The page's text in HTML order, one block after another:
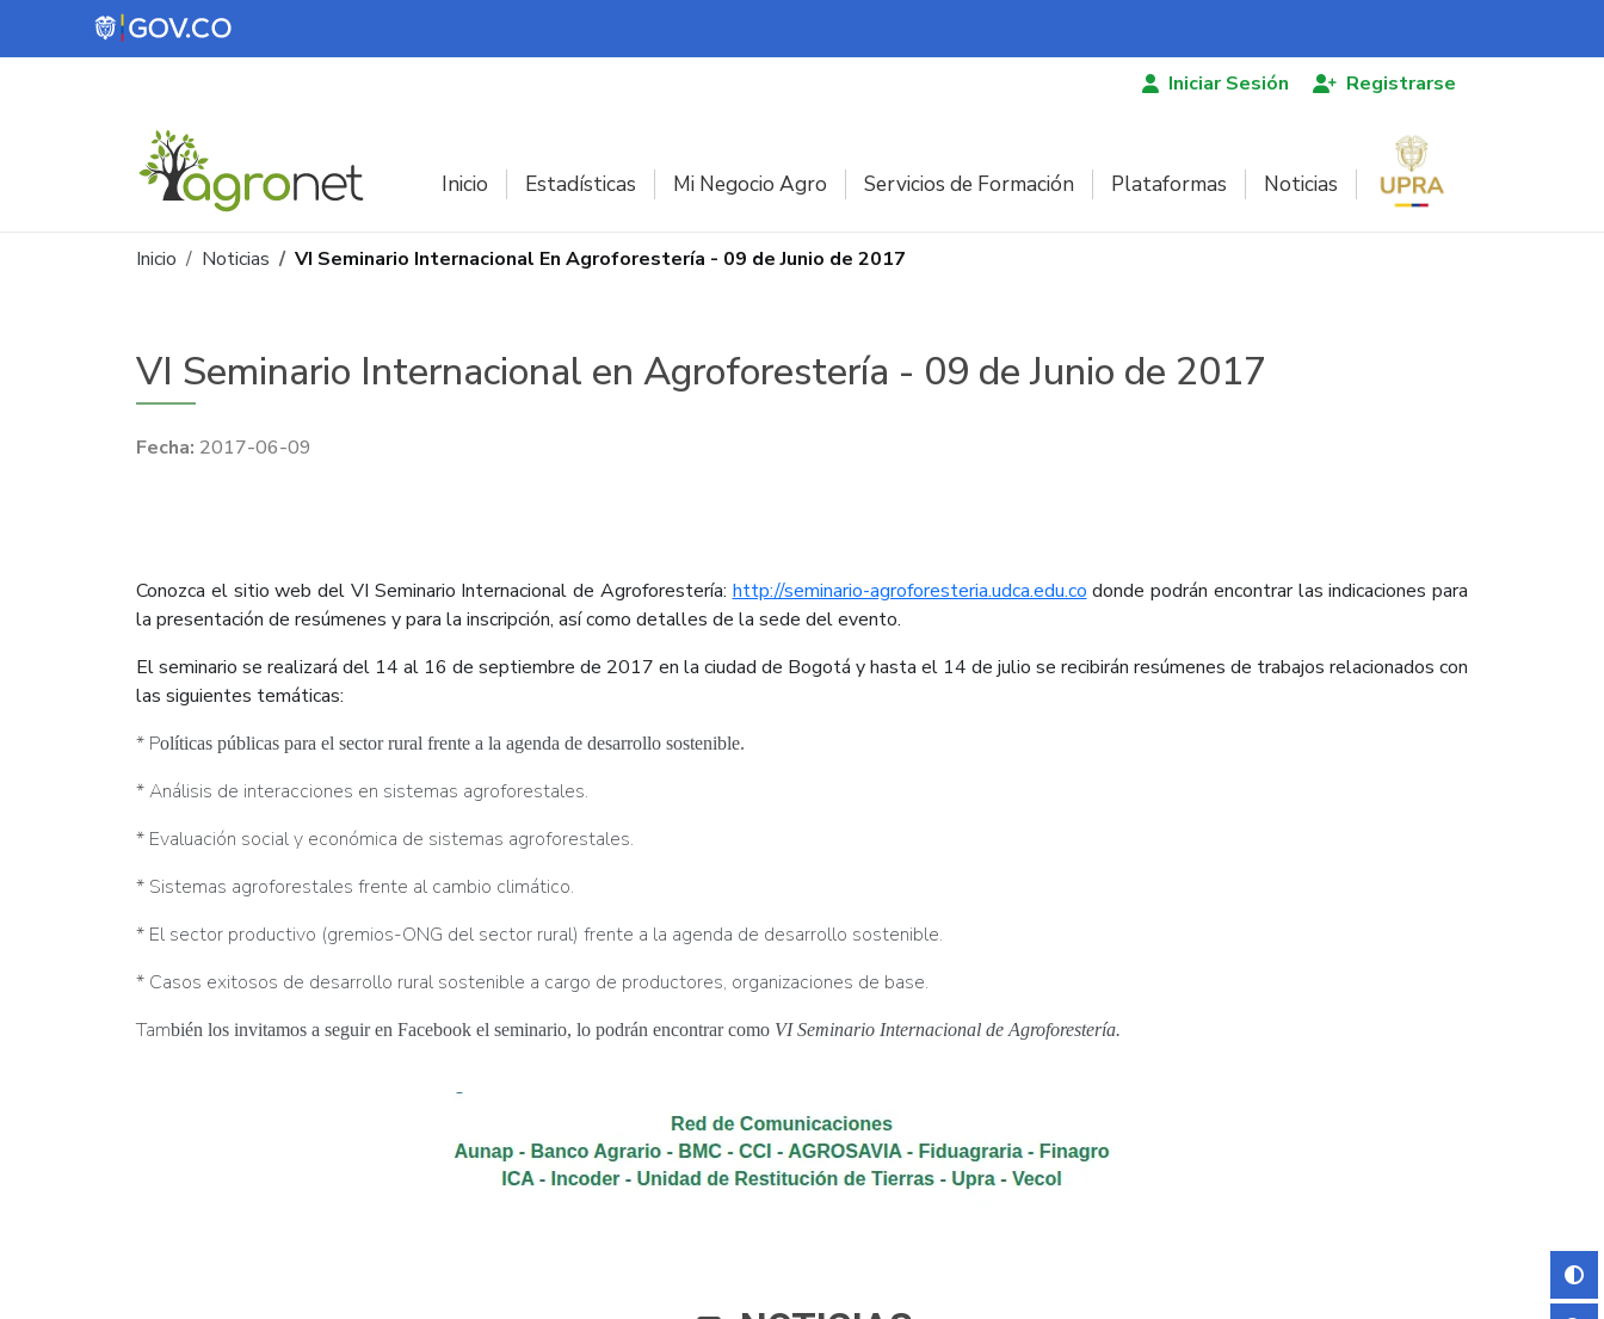
Pasar al contenido principal
Iniciar Sesión Registrarse
Inicio Estadísticas Mi Negocio Agro Servicios de Formación Plataformas Noticias
Ruta de navegación
Inicio Noticias VI Seminario Internacional En Agroforestería - 09 de Junio de 2017
VI Seminario Internacional en Agroforestería - 09 de Junio de 2017
2017-06-09
Conozca el sitio web del VI Seminario Internacional de Agroforestería: http://seminario-agroforesteria.udca.edu.co donde podrán encontrar las indicaciones para
la presentación de resúmenes y para la inscripción, así como detalles de la sede del evento.
El seminario se realizará del 14 al 16 de septiembre de 2017 en la ciudad de Bogotá y hasta el 14 de julio se recibirán resúmenes de trabajos relacionados con
las siguientes temáticas:
* Políticas públicas para el sector rural frente a la agenda de desarrollo sostenible.
* Análisis de interacciones en sistemas agroforestales.
* Evaluación social y económica de sistemas agroforestales.
* Sistemas agroforestales frente al cambio climático.
* El sector productivo (gremios-ONG del sector rural) frente a la agenda de desarrollo sostenible.
* Casos exitosos de desarrollo rural sostenible a cargo de productores, organizaciones de base.
También los invitamos a seguir en Facebook el seminario, lo podrán encontrar como VI Seminario Internacional de Agroforestería.​